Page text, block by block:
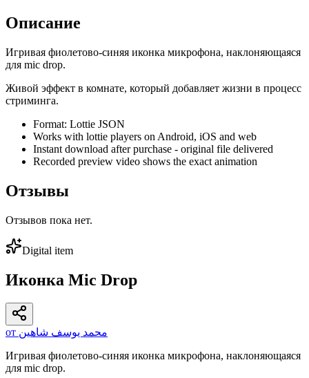
Описание
Игривая фиолетово-синяя иконка микрофона, наклоняющаяся
для mic drop.
Живой эффект в комнате, который добавляет жизни в процесс
стриминга.
Format: Lottie JSON
Works with lottie players on Android, iOS and web
Instant download after purchase - original file delivered
Recorded preview video shows the exact animation
Отзывы
Отзывов пока нет.
Digital item
Иконка Mic Drop
от محمد يوسف شاهين
Игривая фиолетово-синяя иконка микрофона, наклоняющаяся
для mic drop.